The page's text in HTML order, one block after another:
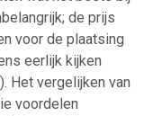
de prijs
voor de plaatsing
eerlijk kijken
Het vergelijken van
voordelen